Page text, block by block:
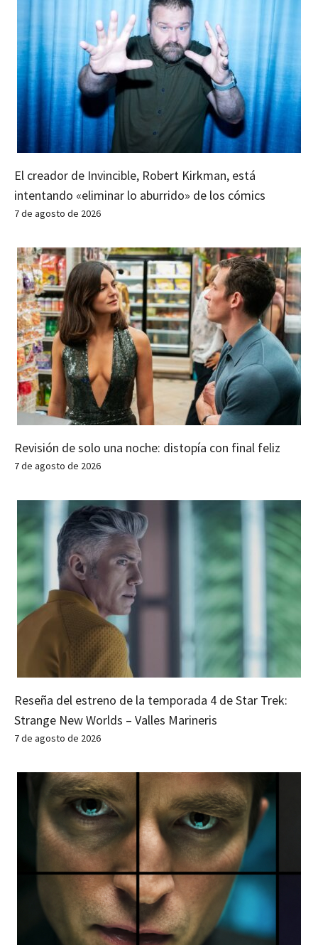
El creador de Invincible, Robert Kirkman, está
intentando «eliminar lo aburrido» de los cómics
7 de agosto de 2026
Revisión de solo una noche: distopía con final feliz
7 de agosto de 2026
Reseña del estreno de la temporada 4 de Star Trek:
Strange New Worlds – Valles Marineris
7 de agosto de 2026